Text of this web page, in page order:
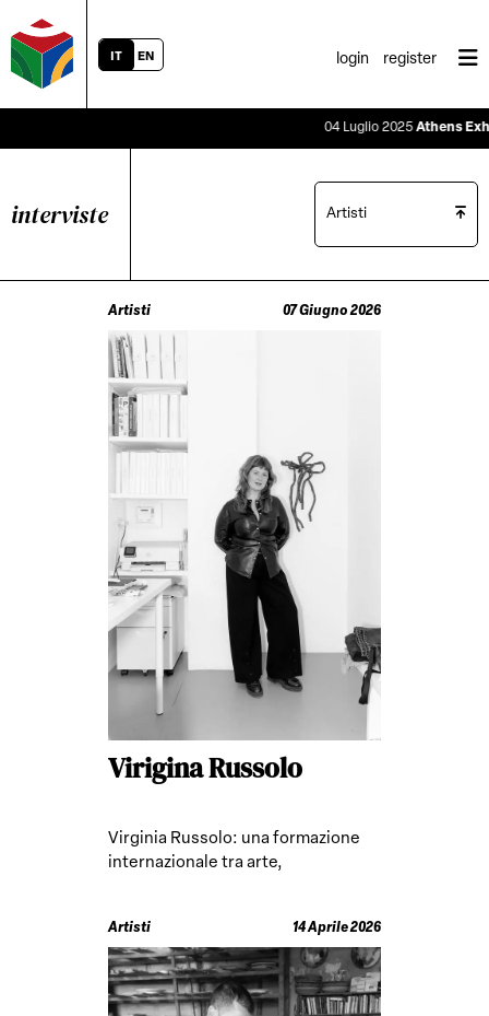
IT EN login register
04 Luglio 2025Athens
interviste Artisti
Artisti 07 Giugno 2026
Virigina Russolo
Virginia Russolo: una formazione
internazionale tra arte,
Artisti 14 Aprile 2026